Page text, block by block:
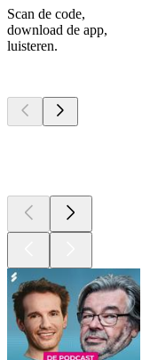
Scan de code,
download de app,
luisteren.